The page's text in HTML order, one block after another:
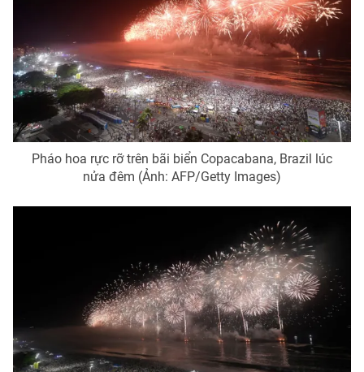
Pháo hoa rực rỡ trên bãi biển Copacabana, Brazil lúc
nửa đêm (Ảnh: AFP/Getty Images)